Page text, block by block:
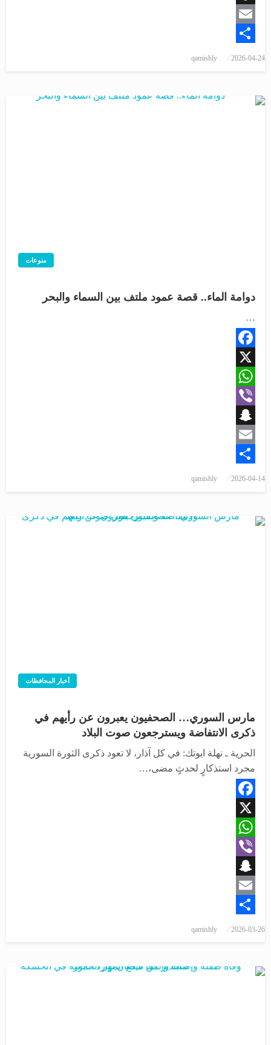
Snapchat
Email
2026-04-24
qamishly
منوعات
دوامة الماء.. قصة عمود ملتف بين السماء والبحر
…
Facebook
X
WhatsApp
Viber
Snapchat
Email
2026-04-14
qamishly
أخبار المحافظات
مارس السوري… الصحفيون يعبرون عن رأيهم في
ذكرى الانتفاضة ويسترجعون صوت البلاد
الحرية ـ نهلة ابوتك: في كل آذار، لا تعود ذكرى الثورة السورية
مجرد استذكارٍ لحدثٍ مضى،…
Facebook
X
WhatsApp
Viber
Snapchat
Email
2026-03-26
qamishly